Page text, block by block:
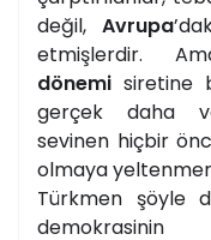
değil, Avrupa
etmişlerdir.
dönemi siretine
gerçek daha
sevinen hiçbir
olmaya
Türkmen şöyle